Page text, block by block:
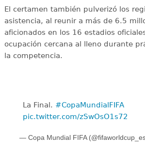
El certamen también pulverizó los
asistencia, al reunir a más de 6.5
aficionados en los 16 estadios
ocupación cercana al lleno durante
la competencia.
La Final. ️ #CopaMundialFIFA
pic.twitter.com/zSwOsO1s72
— Copa Mundial FIFA